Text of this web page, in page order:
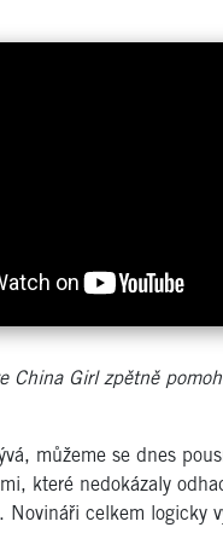
China Girl zpětně
můžeme se dnes
které nedokázaly
Novináři celkem logicky